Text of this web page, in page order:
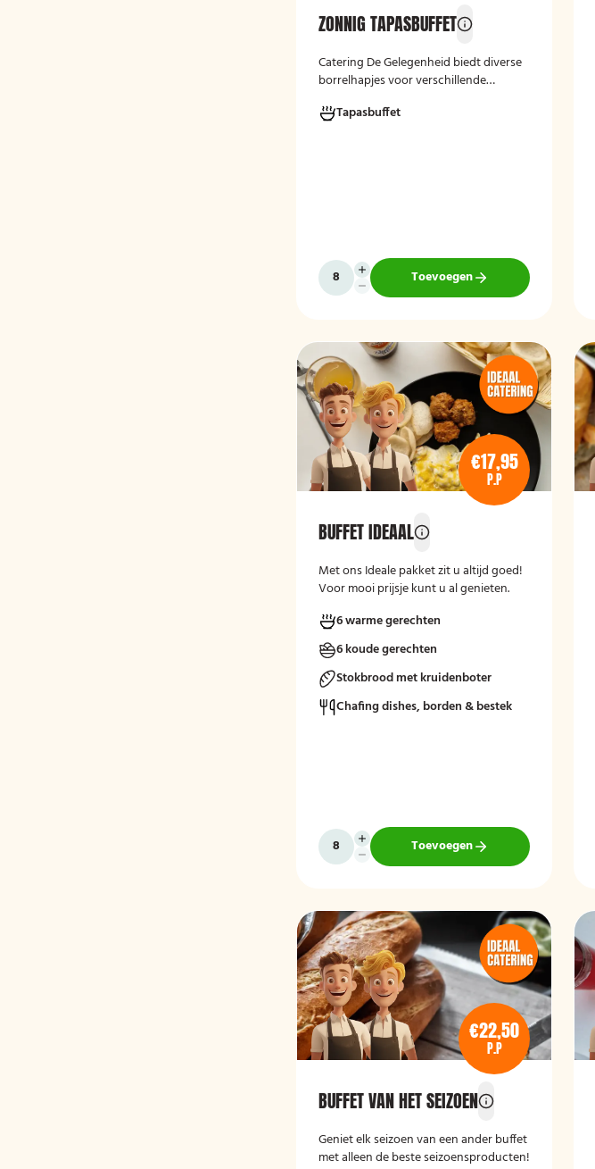
ZONNIG TAPASBUFFET
Catering De Gelegenheid biedt diverse
borrelhapjes voor verschillende
verjaardag, receptie of andere
Tapasbuffet
Toevoegen
€17,95
P.P
BUFFET IDEAAL
Met ons Ideale pakket zit u altijd goed!
Voor mooi prijsje kunt u al genieten.
6 warme gerechten
6 koude gerechten
Stokbrood met kruidenboter
Chafing dishes, borden & bestek
Toevoegen
€22,50
P.P
BUFFET VAN HET SEIZOEN
Geniet elk seizoen van een ander buffet
met alleen de beste seizoensproducten!